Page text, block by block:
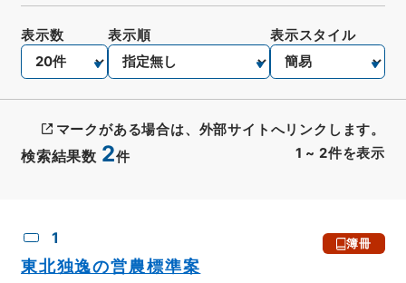
検索結果数 2件 1 ~ 2件を表示
表示数 表示順 表示スタイル
マークがある場合は、外部サイトへリンクします。
1 簿冊
東北独逸の営農標準案